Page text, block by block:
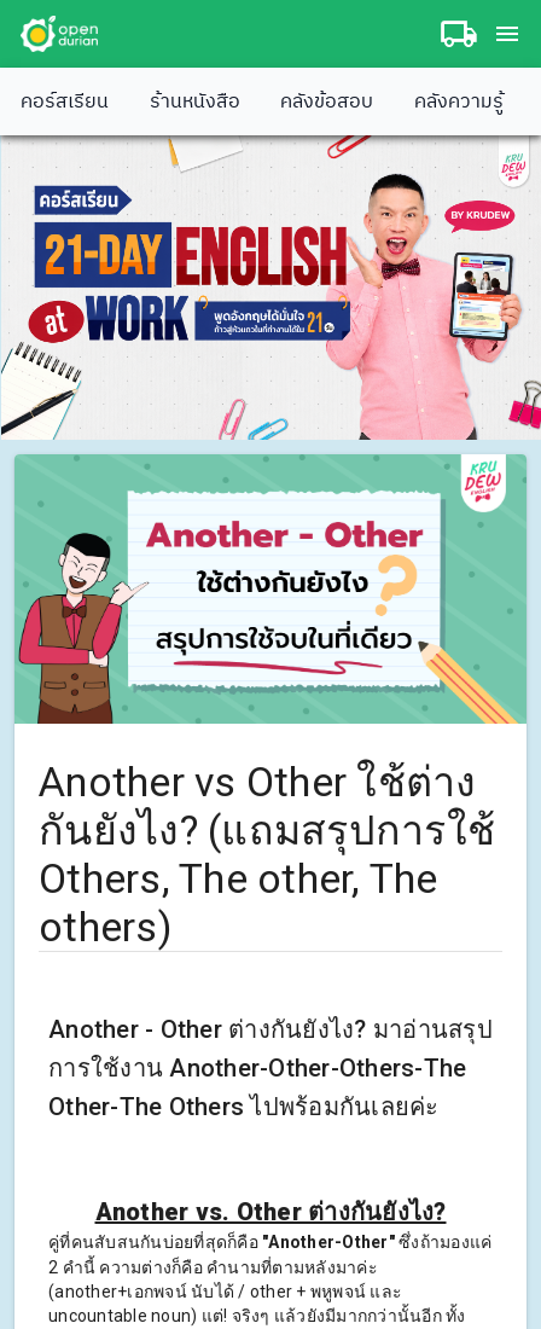
คอร์สเรียน ร้านหนังสือ คลังข้อสอบ คลังความรู้
Another vs Other ใช้ต่าง
กันยังไง? (แถมสรุปการใช้
Others, The other, The
others)
Another - Other ต่างกันยังไง? มาอ่านสรุป
การใช้งาน Another-Other-Others-The
Other-The Others ไปพร้อมกันเลยค่ะ ‍‍‍‍‍‍ ‍‍
Another vs. Other ต่างกันยังไง?
คู่ที่คนสับสนกันบ่อยที่สุดก็คือ "Another-Other"ซึ่งถ้ามองแค่
2 คำนี้ ความต่างก็คือ คำนามที่ตามหลังมาค่ะ
(another+เอกพจน์ นับได้ / other + พหูพจน์ และ
uncountable noun) แต่! จริงๆ แล้วยังมีมากกว่านั้นอีก ทั้ง